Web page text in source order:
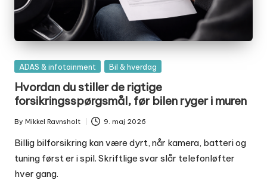
Posted
ADAS & infotainment Bil & hverdag
Hvordan du stiller de rigtige
forsikringsspørgsmål, før bilen ryger i muren
Posted
by
By Mikkel Ravnsholt 9. maj 2026
Billig bilforsikring kan være dyrt, når kamera, batteri og
tuning først er i spil. Skriftlige svar slår telefonløfter
hver gang.